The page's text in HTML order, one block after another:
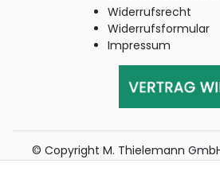
Widerrufsrecht
Widerrufsformular
Impressum
© Copyright M. Thielemann